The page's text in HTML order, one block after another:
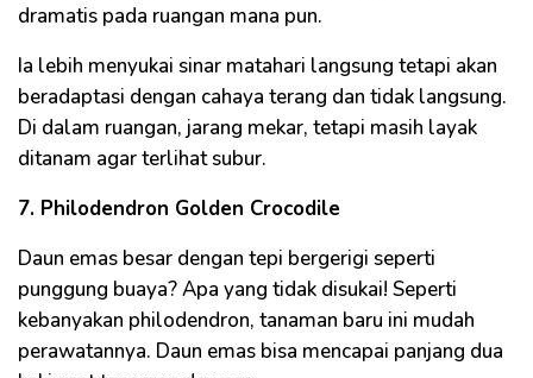
dramatis pada ruangan mana pun.
Ia lebih menyukai sinar matahari langsung tetapi akan
beradaptasi dengan cahaya terang dan tidak langsung.
Di dalam ruangan, jarang mekar, tetapi masih layak
ditanam agar terlihat subur.
7. Philodendron Golden Crocodile
Daun emas besar dengan tepi bergerigi seperti
punggung buaya? Apa yang tidak disukai! Seperti
kebanyakan philodendron, tanaman baru ini mudah
perawatannya. Daun emas bisa mencapai panjang dua